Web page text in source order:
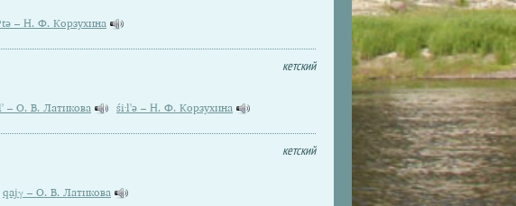
– Н. Ф. Корзухина
кетский
– О. В. Латикова śi·l'ə – Н. Ф. Корзухина
кетский
qajγ – О. В. Латикова